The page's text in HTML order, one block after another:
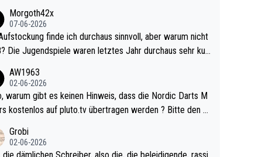
Morgoth42x
07-06-2026
finde ich durchaus sinnvoll, aber warum nicht
sehr kur
Somit ändert die automatische Qualifikation des Weltm
nichts. Ich denke sie wollen damit für nächste
wenig WDF Turniere spielen. Dies war bei Archie Self l
Jahr der Fall. Er musste als amtierender Weltmeister d
AW1963
02-06-2026
M
kostenlos auf pluto.tv übertragen werden ? Bitte den A
Grobi
02-06-2026